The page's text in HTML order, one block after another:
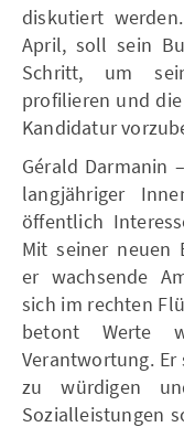
diskutiert
April, soll sein
Schritt, um
profilieren und
Kandidatur
Gérald Darmanin
langjähriger
öffentlich
Mit seiner neuen
er wachsende
sich im rechten
betont Werte
Verantwortung.
zu würdigen
Sozialleistungen